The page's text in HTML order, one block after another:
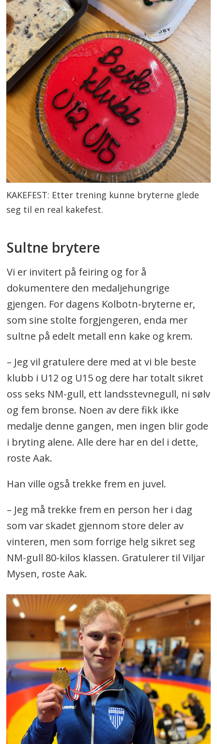
KAKEFEST: Etter trening kunne bryterne glede
seg til en real kakefest.
Sultne brytere
Vi er invitert på feiring og for å
dokumentere den medaljehungrige
gjengen. For dagens Kolbotn-bryterne er,
som sine stolte forgjengeren, enda mer
sultne på edelt metall enn kake og krem.
– Jeg vil gratulere dere med at vi ble beste
klubb i U12 og U15 og dere har totalt sikret
oss seks NM-gull, ett landsstevnegull, ni sølv
og fem bronse. Noen av dere fikk ikke
medalje denne gangen, men ingen blir gode
i bryting alene. Alle dere har en del i dette,
roste Aak.
Han ville også trekke frem en juvel.
– Jeg må trekke frem en person her i dag
som var skadet gjennom store deler av
vinteren, men som forrige helg sikret seg
NM-gull 80-kilos klassen. Gratulerer til Viljar
Mysen, roste Aak.